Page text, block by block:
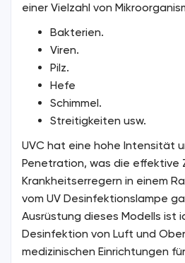
einer Vielzahl von
Bakterien.
Viren.
Pilz.
Hefe
Schimmel.
Streitigkeiten usw.
UVC hat eine hohe Intensität
Penetration, was die effektive
Krankheitserregern in einem
vom UV Desinfektionslampe
Ausrüstung dieses Modells ist
Desinfektion von Luft und
medizinischen Einrichtungen